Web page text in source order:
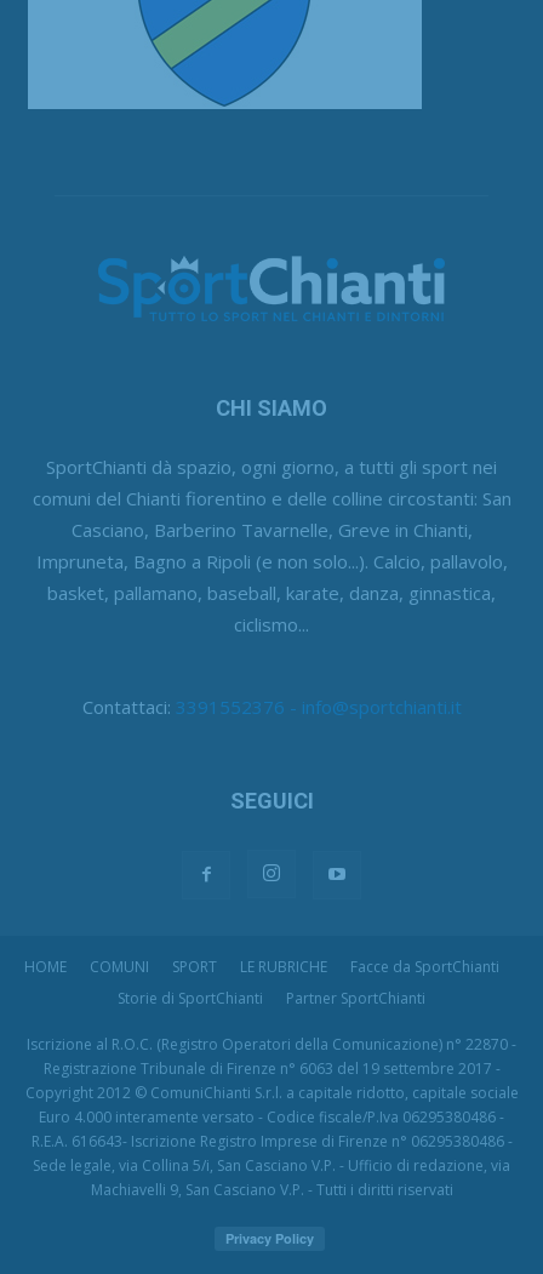
CHI SIAMO
SportChianti dà spazio, ogni giorno, a tutti gli sport nei
comuni del Chianti fiorentino e delle colline circostanti: San
Casciano, Barberino Tavarnelle, Greve in Chianti,
Impruneta, Bagno a Ripoli (e non solo...). Calcio, pallavolo,
basket, pallamano, baseball, karate, danza, ginnastica,
ciclismo...
Contattaci: 3391552376 - info@sportchianti.it
SEGUICI
HOME COMUNI SPORT LE RUBRICHE
Facce da SportChianti
Storie di SportChianti
Partner SportChianti
Iscrizione al R.O.C. (Registro Operatori della Comunicazione) n° 22870 -
Registrazione Tribunale di Firenze n° 6063 del 19 settembre 2017 -
Copyright 2012 © ComuniChianti S.r.l. a capitale ridotto, capitale sociale
Euro 4.000 interamente versato - Codice fiscale/P.Iva 06295380486 -
R.E.A. 616643- Iscrizione Registro Imprese di Firenze n° 06295380486 -
Sede legale, via Collina 5/i, San Casciano V.P. - Ufficio di redazione, via
Machiavelli 9, San Casciano V.P. - Tutti i diritti riservati